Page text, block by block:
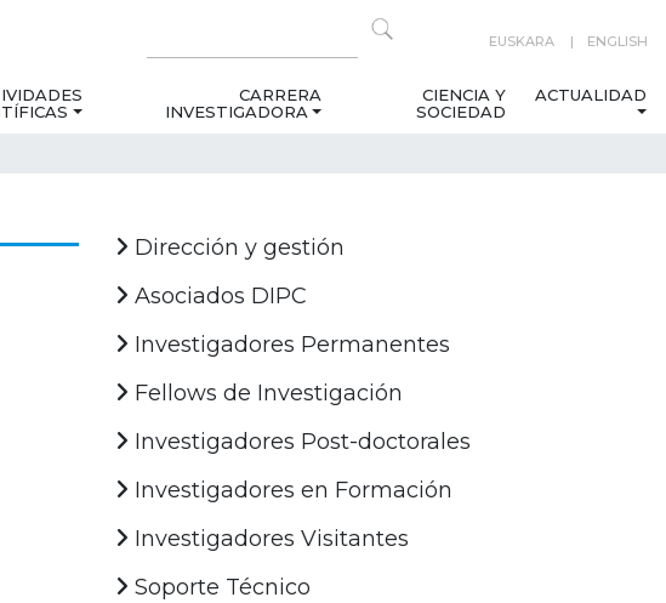
EUSKARA ENGLISH
CARRERA
INVESTIGADORA
CIENCIA Y
SOCIEDAD
ACTUALIDAD
Dirección y gestión
Asociados DIPC
Investigadores Permanentes
Fellows de Investigación
Investigadores Post-doctorales
Investigadores en Formación
Investigadores Visitantes
Soporte Técnico